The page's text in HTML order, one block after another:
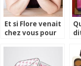
Et si Flore venait
chez vous pour